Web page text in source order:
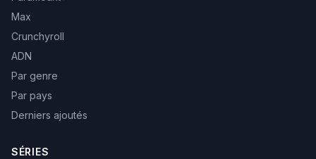
Max
Crunchyroll
ADN
Par genre
Par pays
Derniers ajoutés
SÉRIES